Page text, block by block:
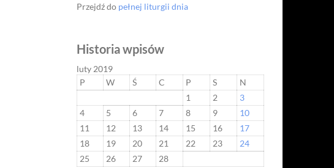
Przejdź do pełnej liturgii dnia
Historia wpisów
luty 2019
P
W Ś C P S
N
1
2
3
4
5 6 7 8 9
10
11
12 13 14 15 16
17
18
19 20 21 22 23
24
25
26 27 28